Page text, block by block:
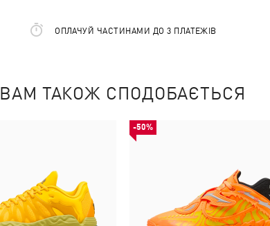
ОПЛАЧУЙ ЧАСТИНАМИ ДО 3 ПЛАТЕЖІВ
ВАМ ТАКОЖ СПОДОБАЄТЬСЯ
-50%